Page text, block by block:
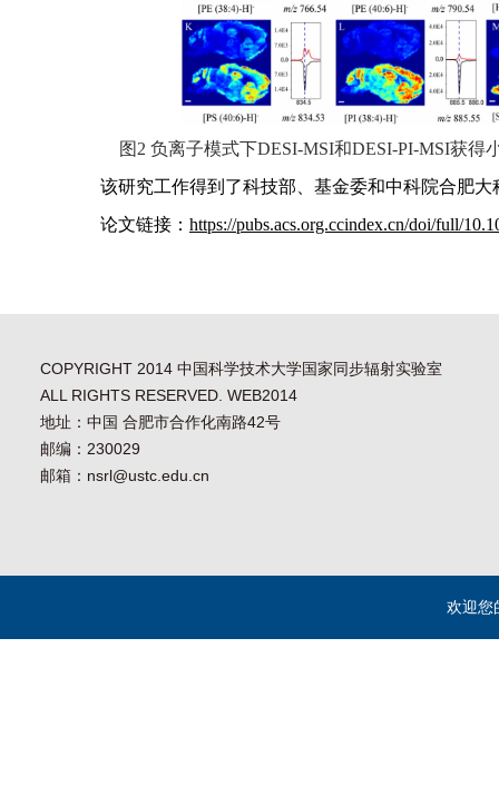
图 2 负离子模式下DESI-MSI和DESI-PI-MSI获得
该研究工作得到了科技部、基金委和中科院合肥大
论文链接： https://pubs.acs.org.ccindex.cn/doi/full/
COPYRIGHT 2014 中国科学技术大学国家同步辐射实验室
ALL RIGHTS RESERVED. WEB2014
地址：中国 合肥市合作化南路42号
邮编：230029
邮箱：nsrl@ustc.edu.cn
欢迎您